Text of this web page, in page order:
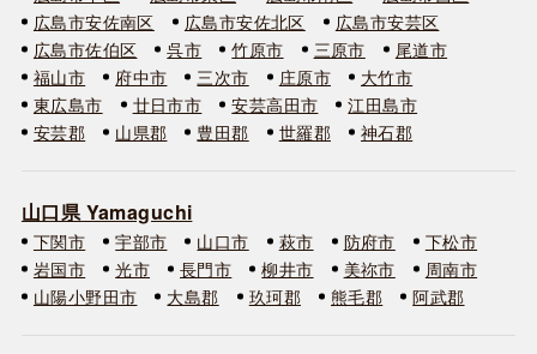
広島市安佐南区
広島市安佐北区
広島市安芸区
広島市佐伯区
呉市 竹原市 三原市
尾道市
福山市
府中市 三次市 庄原市
大竹市
東広島市
廿日市市 安芸高田市
江田島市
安芸郡
山県郡 豊田郡 世羅郡 神石郡
山口県 Yamaguchi
下関市 宇部市 山口市 萩市 防府市
下松市
岩国市
光市 長門市 柳井市 美祢市
周南市
山陽小野田市
大島郡 玖珂郡 熊毛郡 阿武郡